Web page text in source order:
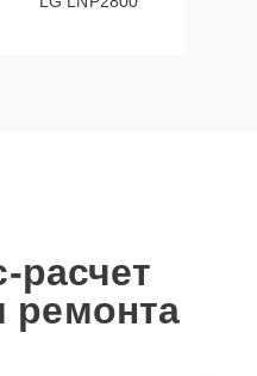
расчет
ремонта